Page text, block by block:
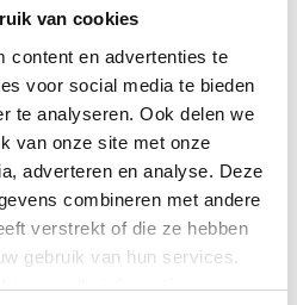
van cookies
content en advertenties te
voor social media te bieden
te analyseren. Ook delen we
van onze site met onze
adverteren en analyse. Deze
combineren met andere
verstrekt of die ze hebben
gebruik van hun services.
voor alle informatie.
Centrum
Oost
Vijverhof